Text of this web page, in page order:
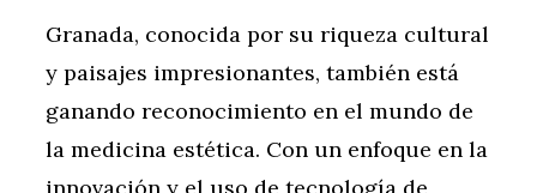
Granada, conocida por su riqueza cultural
y paisajes impresionantes, también está
ganando reconocimiento en el mundo de
la medicina estética. Con un enfoque en la